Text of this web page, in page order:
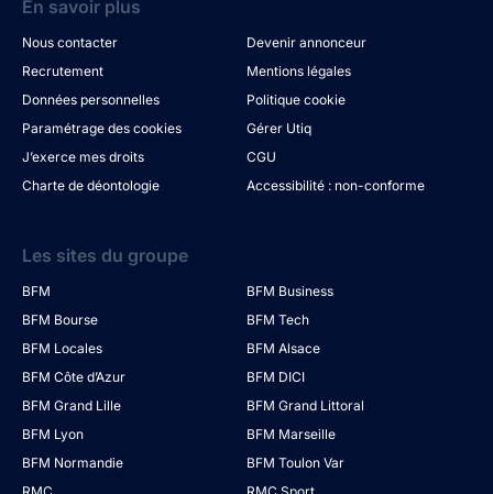
En savoir plus
Nous contacter
Devenir annonceur
Recrutement
Mentions légales
Données personnelles
Politique cookie
Paramétrage des cookies
Gérer Utiq
J’exerce mes droits
CGU
Charte de déontologie
Accessibilité : non-conforme
Les sites du groupe
BFM
BFM Business
BFM Bourse
BFM Tech
BFM Locales
BFM Alsace
BFM Côte d’Azur
BFM DICI
BFM Grand Lille
BFM Grand Littoral
BFM Lyon
BFM Marseille
BFM Normandie
BFM Toulon Var